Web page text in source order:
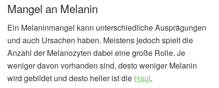
Mangel an Melanin
Ein Melaninmangel kann unterschiedliche Ausprägungen
und auch Ursachen haben. Meistens jedoch spielt die
Anzahl der Melanozyten dabei eine große Rolle. Je
weniger davon vorhanden sind, desto weniger Melanin
wird gebildet und desto heller ist die Haut.